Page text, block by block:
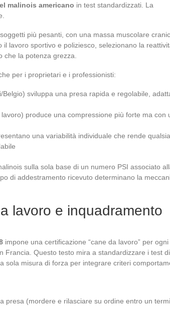
malinois americano in test standardizzati. La
più pesanti, con una massa muscolare
lavoro sportivo e poliziesco, selezionano la
che la potenza grezza.
per i proprietari e i professionisti:
Belgio) sviluppa una presa rapida e regolabile,
produce una compressione più forte ma con
una variabilità individuale che rende
sulla sola base di un numero PSI associato
di addestramento ricevuto determinano la
lavoro e inquadramento
impone una certificazione “cane da lavoro” per ogni
Francia. Questo testo mira a standardizzare i test di
sola misura di forza per integrare criteri
presa (mordere e rilasciare su ordine entro un